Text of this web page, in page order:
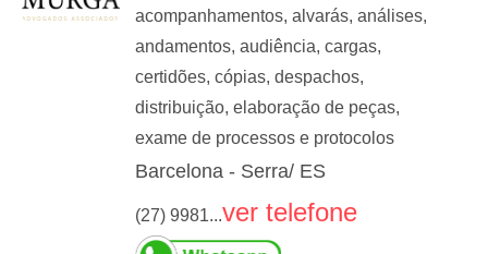
acompanhamentos, alvarás, análises,
andamentos, audiência, cargas,
certidões, cópias, despachos,
distribuição, elaboração de peças,
exame de processos e protocolos
Barcelona - Serra/ ES
(27) 9981...ver telefone